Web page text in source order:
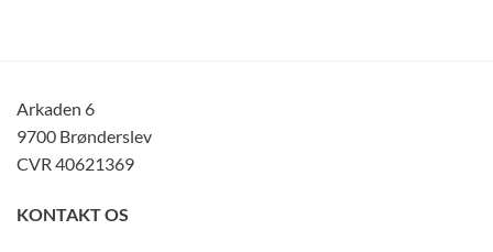
Arkaden 6
9700 Brønderslev
CVR 40621369
KONTAKT OS